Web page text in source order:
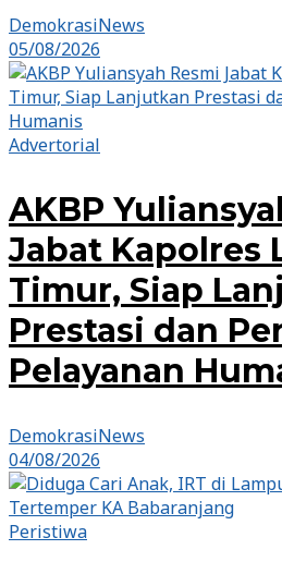
DemokrasiNews
05/08/2026
Advertorial
AKBP
Jabat Kapolres
Timur, Siap
Prestasi dan
Pelayanan
DemokrasiNews
04/08/2026
Peristiwa